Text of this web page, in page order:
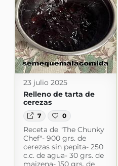
23 julio 2025
Relleno de tarta de
cerezas
7 0
Receta de "The Chunky
Chef"- 900 grs. de
cerezas sin pepita- 250
c.c. de agua- 30 grs. de
maizena- 150 grs. de